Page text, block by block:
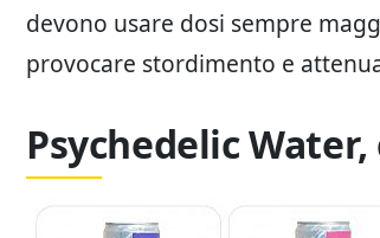
devono usare dosi sempre
provocare stordimento e
Psychedelic Water,